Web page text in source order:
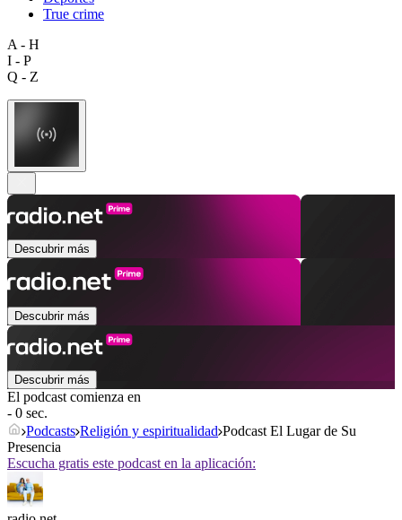
True crime
A - H
I - P
Q - Z
Descubrir más
Descubrir más
Descubrir más
El podcast comienza en
- 0 sec.
Podcasts Religión y espiritualidad Podcast El Lugar de Su
Presencia
Escucha gratis este podcast en la aplicación: